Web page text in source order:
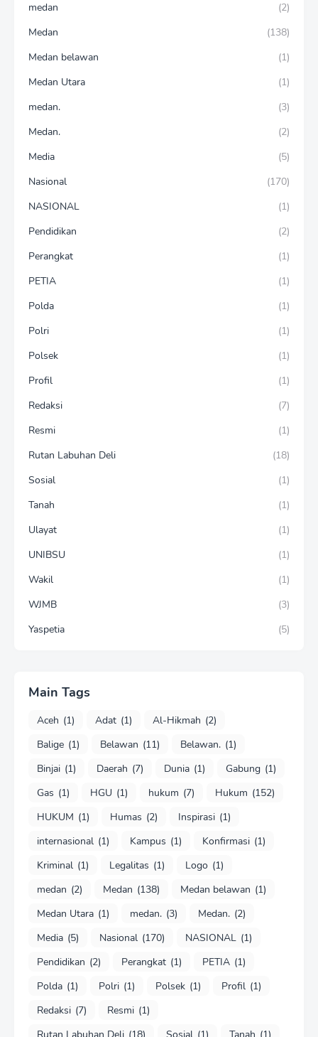
medan
(2)
Medan
(138)
Medan belawan
(1)
Medan Utara
(1)
medan.
(3)
Medan.
(2)
Media
(5)
Nasional
(170)
NASIONAL
(1)
Pendidikan
(2)
Perangkat
(1)
PETIA
(1)
Polda
(1)
Polri
(1)
Polsek
(1)
Profil
(1)
Redaksi
(7)
Resmi
(1)
Rutan Labuhan Deli
(18)
Sosial
(1)
Tanah
(1)
Ulayat
(1)
UNIBSU
(1)
Wakil
(1)
WJMB
(3)
Yaspetia
(5)
Main Tags
Aceh (1) Adat (1) Al-Hikmah (2)
Balige (1) Belawan (11) Belawan. (1)
Binjai (1) Daerah (7) Dunia (1) Gabung (1)
Gas (1) HGU (1) hukum (7) Hukum (152)
HUKUM (1) Humas (2) Inspirasi (1)
internasional (1) Kampus (1) Konfirmasi (1)
Kriminal (1) Legalitas (1) Logo (1)
medan (2) Medan (138) Medan belawan (1)
Medan Utara (1) medan. (3) Medan. (2)
Media (5) Nasional (170) NASIONAL (1)
Pendidikan (2) Perangkat (1) PETIA (1)
Polda (1) Polri (1) Polsek (1) Profil (1)
Redaksi (7) Resmi (1)
Rutan Labuhan Deli (18) Sosial (1) Tanah (1)